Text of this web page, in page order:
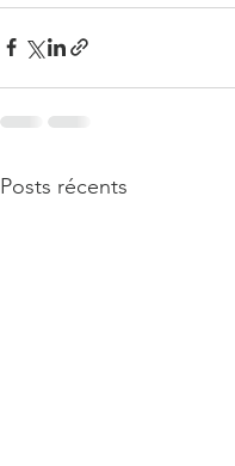
Posts récents